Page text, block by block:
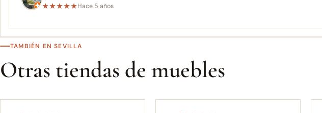
★★★★★Hace 5 años
TAMBIÉN EN SEVILLA
Otras tiendas de muebles